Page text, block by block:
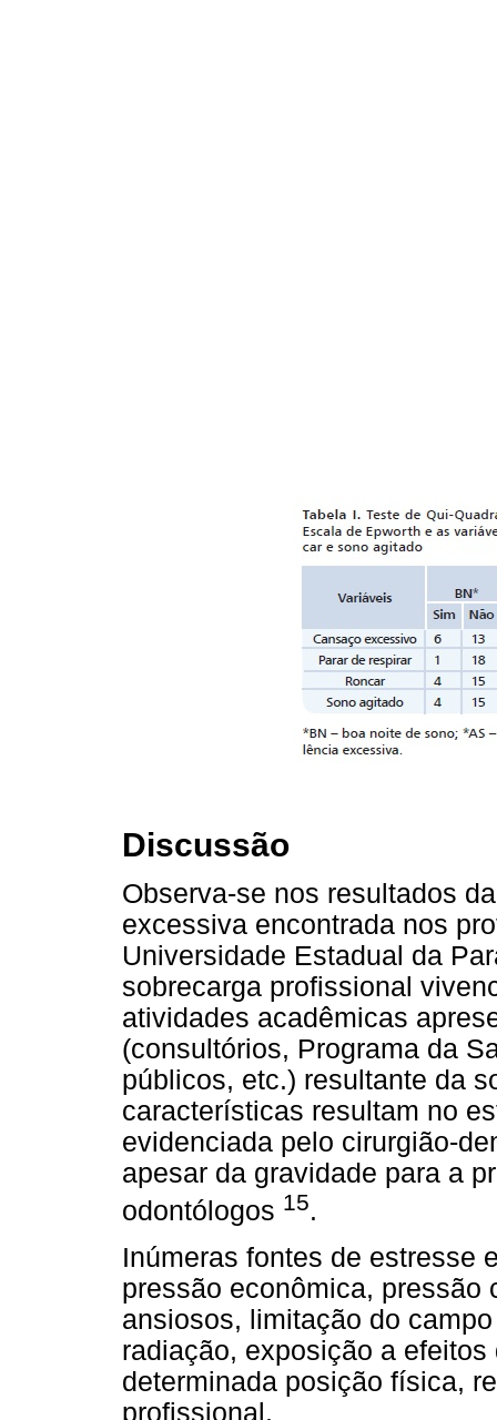
Discussão
Observa-se nos resultados
excessiva encontrada nos
Universidade Estadual da
sobrecarga profissional
atividades acadêmicas
(consultórios, Programa da
públicos, etc.) resultante da
características resultam no
evidenciada pelo cirurgião-
apesar da gravidade para a
odontólogos 15.
Inúmeras fontes de estresse
pressão econômica, pressão
ansiosos, limitação do
radiação, exposição a
determinada posição física,
profissional.